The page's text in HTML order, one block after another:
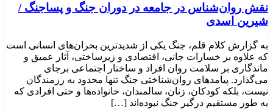
نقش روان‌شناس در جامعه در دوران جنگ و پساجنگ /
شیرین اسدی
به گزارش کلام قلم، جنگ یکی از شدیدترین بحران‌های انسانی است
که علاوه بر خسارات جانی، اقتصادی و زیرساختی، آثار عمیق و
ماندگاری بر سلامت روان افراد و ساختار اجتماعی برجای
می‌گذارد. پیامدهای روان‌شناختی جنگ تنها محدود به رزمندگان
نیست، بلکه کودکان، زنان، سالمندان، خانواده‌ها و حتی افرادی که
به طور مستقیم درگیر جنگ نبوده‌اند […]